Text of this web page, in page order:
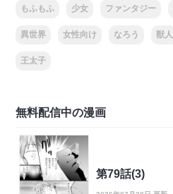
もふもふ 少女 ファンタジー
異世界 女性向け なろう 獣人
王太子
無料配信中の漫画
第79話(3)